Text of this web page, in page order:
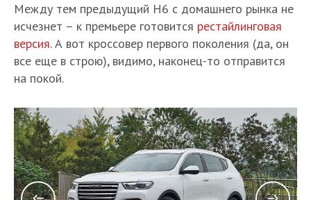
Между тем предыдущий H6 с домашнего рынка не
исчезнет – к премьере готовится рестайлинговая
версия. А вот кроссовер первого поколения (да, он
все еще в строю), видимо, наконец-то отправится
на покой.